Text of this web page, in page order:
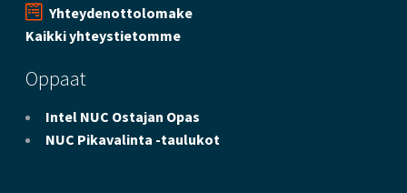
Yhteydenottolomake
Kaikki yhteystietomme
Oppaat
Intel NUC Ostajan Opas
NUC Pikavalinta -taulukot